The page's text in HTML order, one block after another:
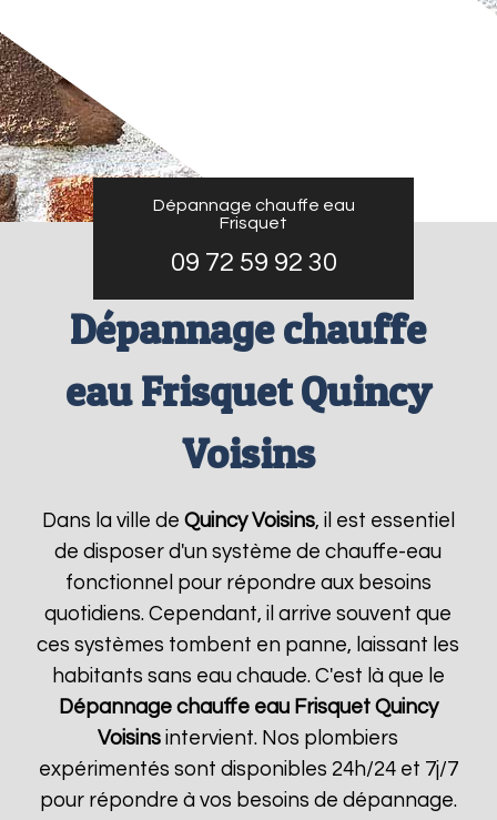
Dépannage chauffe eau
Frisquet
09 72 59 92 30
Dépannage chauffe
eau Frisquet Quincy
Voisins
Dans la ville de Quincy Voisins, il est essentiel
de disposer d'un système de chauffe-eau
fonctionnel pour répondre aux besoins
quotidiens. Cependant, il arrive souvent que
ces systèmes tombent en panne, laissant les
habitants sans eau chaude. C'est là que le
Dépannage chauffe eau Frisquet Quincy
Voisins intervient. Nos plombiers
expérimentés sont disponibles 24h/24 et 7j/7
pour répondre à vos besoins de dépannage.